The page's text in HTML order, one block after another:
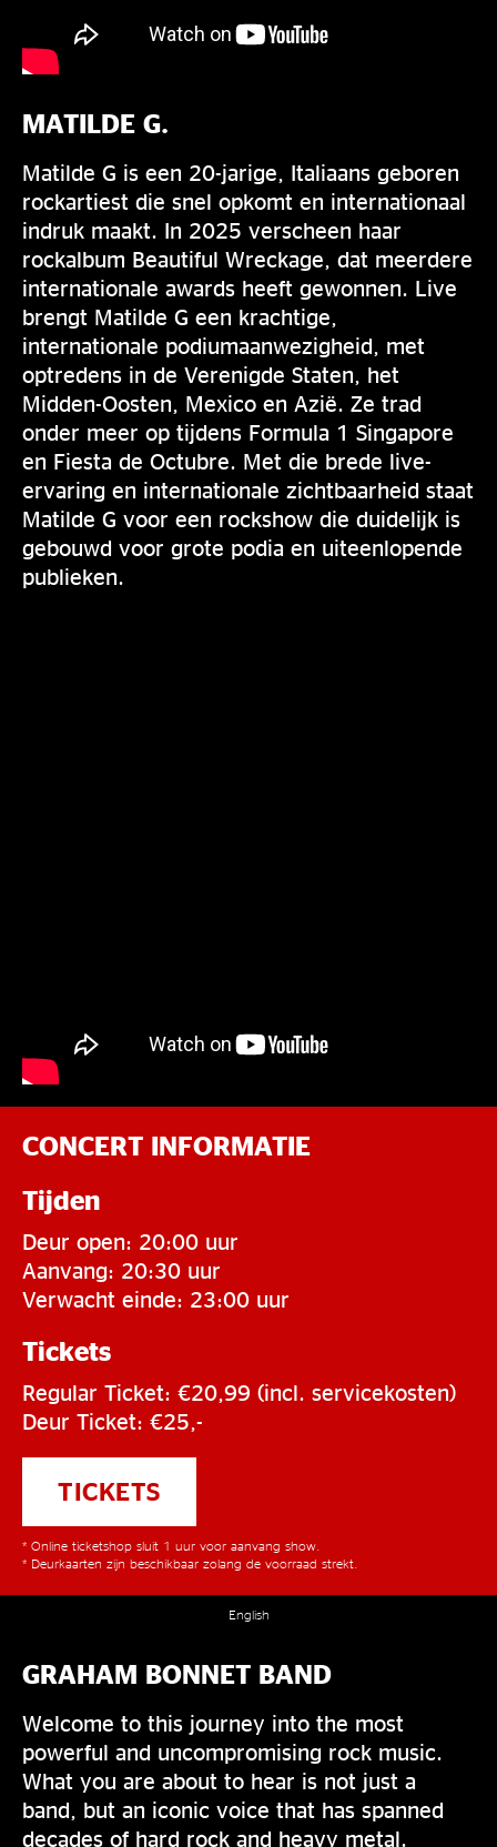
MATILDE G.
Matilde G is een 20-jarige, Italiaans geboren
rockartiest die snel opkomt en internationaal
indruk maakt. In 2025 verscheen haar
rockalbum Beautiful Wreckage, dat meerdere
internationale awards heeft gewonnen. Live
brengt Matilde G een krachtige,
internationale podiumaanwezigheid, met
optredens in de Verenigde Staten, het
Midden-Oosten, Mexico en Azië. Ze trad
onder meer op tijdens Formula 1 Singapore
en Fiesta de Octubre. Met die brede live-
ervaring en internationale zichtbaarheid staat
Matilde G voor een rockshow die duidelijk is
gebouwd voor grote podia en uiteenlopende
publieken.
CONCERT INFORMATIE
Tijden
Deur open: 20:00 uur
Aanvang: 20:30 uur
Verwacht einde: 23:00 uur
Tickets
Regular Ticket: €20,99 (incl. servicekosten)
Deur Ticket: €25,-
TICKETS
* Online ticketshop sluit 1 uur voor aanvang show.
* Deurkaarten zijn beschikbaar zolang de voorraad strekt.
English
GRAHAM BONNET BAND
Welcome to this journey into the most
powerful and uncompromising rock music.
What you are about to hear is not just a
band, but an iconic voice that has spanned
decades of hard rock and heavy metal.